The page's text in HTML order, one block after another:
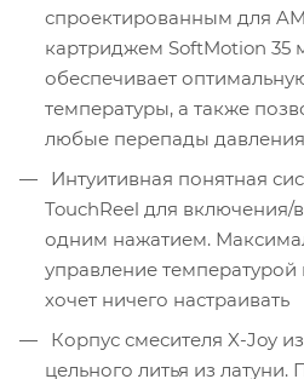
спроектированным для
картриджем SoftMotion 35
обеспечивает
температуры, а также
любые перепады давления
Интуитивная понятная
TouchReel для включения/
одним нажатием.
управление температурой
хочет ничего настраивать
Корпус смесителя X-Joy
цельного литья из латуни.